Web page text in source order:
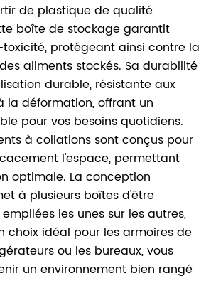
de plastique de qualité
boîte de stockage garantit
protégeant ainsi contre la
aliments stockés. Sa durabilité
durable, résistante aux
la déformation, offrant un
pour vos besoins quotidiens.
à collations sont conçus pour
l'espace, permettant
optimale. La conception
à plusieurs boîtes d'être
les unes sur les autres,
choix idéal pour les armoires de
ou les bureaux, vous
un environnement bien rangé